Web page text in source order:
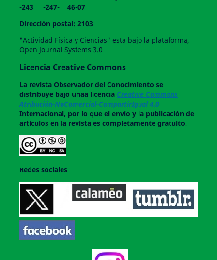
-243 -247- 46-07
Dirección postal: 2103
"Actividad Física y Ciencias" esta bajo la plataforma,
Open Journal Systems 3.0
Licencia Creative Commons
La revistaObservador del Conocimiento se
distribuye bajo unaa licencia Creative Commons
Atribución-NoComercial-CompartirIgual 4.0
Internacional, por lo que el envío y la publicación de
artículos en la revista es completamente gratuito.
Redes sociales